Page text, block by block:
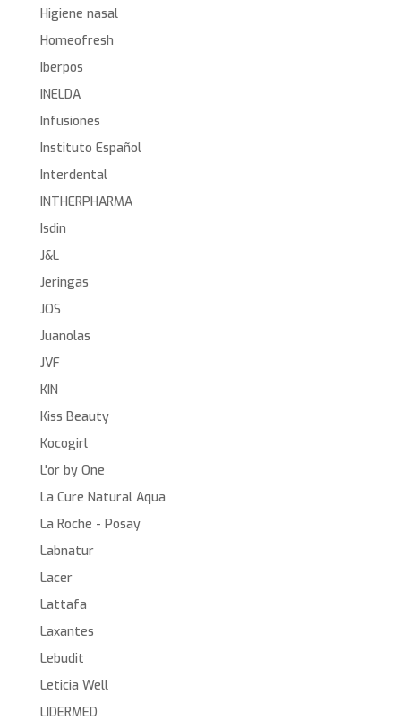
Higiene nasal
Homeofresh
Iberpos
INELDA
Infusiones
Instituto Español
Interdental
INTHERPHARMA
Isdin
J&L
Jeringas
JOS
Juanolas
JVF
KIN
Kiss Beauty
Kocogirl
L'or by One
La Cure Natural Aqua
La Roche - Posay
Labnatur
Lacer
Lattafa
Laxantes
Lebudit
Leticia Well
LIDERMED